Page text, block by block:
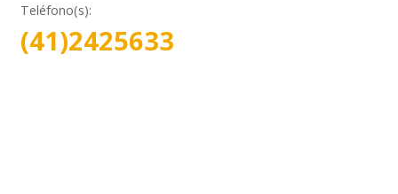
Teléfono(s):
(41)2425633